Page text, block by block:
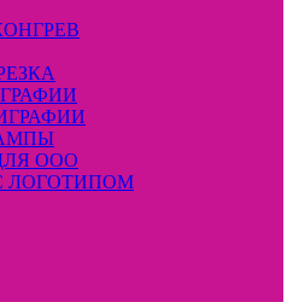
ООО
ЛОГОТИПОМ